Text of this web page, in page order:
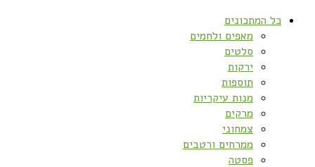
כל המתכונים
מאפים ולחמים
סלטים
ירקות
תוספות
מנות עיקריות
מרקים
צמחוני
ממרחים ורטבים
פסטה